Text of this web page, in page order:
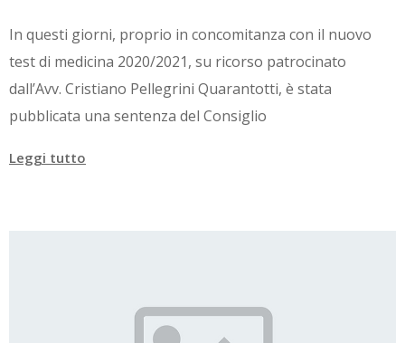
In questi giorni, proprio in concomitanza con il nuovo
test di medicina 2020/2021, su ricorso patrocinato
dall’Avv. Cristiano Pellegrini Quarantotti, è stata
pubblicata una sentenza del Consiglio
Leggi tutto